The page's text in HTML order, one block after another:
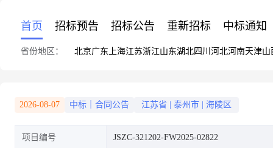
首页 招标预告 招标公告 重新招标 中标通知
省份地区： 北京广东 上海江苏浙江山东湖北四川 河北河南天津山
2026-08-07 中标｜合同公告 江苏省 泰州市 海陵区
项目编号 JSZC-321202-FW2025-02822